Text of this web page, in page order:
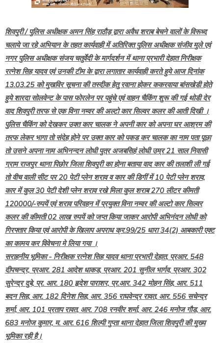
शिवपुरी / पुलिस अधीक्षक अमन सिंह राठौड़ द्वारा अवैध शराब बेचने वालों के विरूध्द
चलाये जा रहे अभियान के तहत कार्यवाही में अतिरिक्त पुलिस अधीक्षक संजीव मुले एवं
नगर पुलिस अधीक्षक संजय चतुर्वेदी के मार्गदर्शन में थाना प्रभारी देहात निरीक्षक
रत्नेश सिह यादव एवं उनकी टीम के द्वारा लगातार कार्यवाही करते हुये आज दिनांक
13.03.25 को मुखविर सूचना की तस्दीक हेतु रवाना होकर ककरवाया बांसखेडी होते
हुये शारदा सोलवेन्ट के पास फोरलेन पर पहुंचे एवं वाहन चैकिंग शुरू की गई थोडी देर
वाद शिवपुरी तरफ से एक विना नम्वर की अल्टो कार सिल्वर कलर की आती दिखी ।
पुलिस चैकिंग को देखकर उक्त कार चालक ने अपनी कार को अपना घर आश्रम की
तरफ लेकर भागा तो संदेह होने पर उक्त कार को पकड कर चालक का नाम पता पूछा
तो उसने अपना नाम अभिनन्दन लोधी पुत्र अजबसिहं लोधी उम्र 21 साल निवासी
ग्राम राजपुर थाना पिछोर जिला शिवपुरी का होना बताया वाद कार की तलाशी ली गई
तो वीच वाली सीट पर 20 पेटी प्लेन शराव व कार की डिगीं में 10 पेटी प्लेन शराव,
कार में कुल 30 पेटी देशी प्लेन शराव रखे मिला कुल शराब 270 लीटर कीमती
120000/-रुपयें एवं शराव परिवहन में प्रयुक्त विना नम्वर की अल्टो कार सिल्वर
कलर की कीमती 02 लाख रुपयें को जप्त किया जाकर आरोपी अभिनंदन लोधी को
गिरफ्तार किया एवं आरोपी के खिलाप अपराध क्र.99/25 धारा 34(2) आबकारी एक्ट
का कामय कर विवेचना मे लिया गया ।
सराहनीय भूमिका - निरीक्षक रत्नेश सिह यादव थाना प्रभारी देहात, प्रआर. 548
दीपचन्द्र, प्रआर. 281 आदेश धाकड, प्रआर. 201 सुनील भार्गव, प्रआर. 302
सुरेन्द्र दुबे, प्र. आर. 180 हृदेश पाराशर, प्र.आर. 342 मोहन सिंह, आर. 511
बदन सिह, आर. 182 दिनेश सिह, आर. 356 राघवेन्द्र रावत, आर. 556 सचेन्द्र
शर्मा, आर. 101 प्रताप रावत, आर. 708 रनवीर शर्मा, आर. 246 मनोज गौड, आर.
683 मनोज कुमार, म. आर. 616 शिल्पी गुप्ता थाना देहात जिला शिवपुरी की मुख्य
भूमिका रही है।